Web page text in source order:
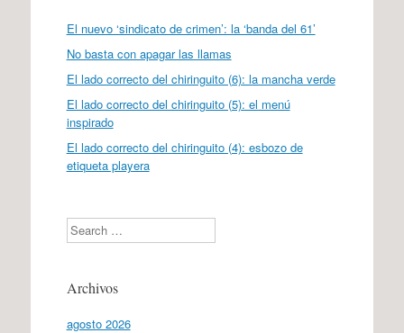
El nuevo ‘sindicato de crimen’: la ‘banda del 61’
No basta con apagar las llamas
El lado correcto del chiringuito (6): la mancha verde
El lado correcto del chiringuito (5): el menú
inspirado
El lado correcto del chiringuito (4): esbozo de
etiqueta playera
Search
Archivos
agosto 2026